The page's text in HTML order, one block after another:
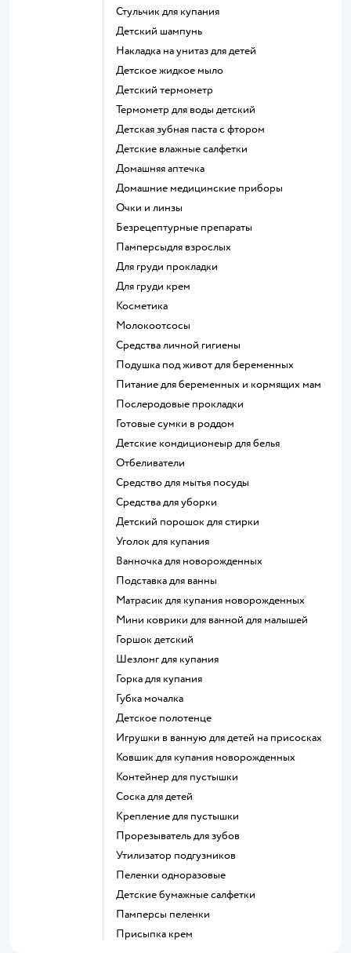
стульчик для купания
детский шампунь
накладка на унитаз для детей
детское жидкое мыло
детский термометр
термометр для воды детский
детская зубная паста с фтором
детские влажные салфетки
домашняя аптечка
домашние медицинские приборы
очки и линзы
безрецептурные препараты
памперсыдля взрослых
для груди прокладки
для груди крем
косметика
Молокоотсосы
средства личной гигиены
подушка под живот для беременных
питание для беременных и кормящих мам
послеродовые прокладки
готовые сумки в роддом
детские кондиционеыр для белья
отбеливатели
средство для мытья посуды
средства для уборки
детский порошок для стирки
уголок для купания
ванночка для новорожденных
подставка для ванны
матрасик для купания новорожденных
мини коврики для ванной для малышей
горшок детский
шезлонг для купания
горка для купания
губка мочалка
детское полотенце
игрушки в ванную для детей на присосках
ковшик для купания новорожденных
контейнер для пустышки
соска для детей
крепление для пустышки
прорезыватель для зубов
утилизатор подгузников
пеленки одноразовые
детские бумажные салфетки
памперсы пеленки
присыпка крем